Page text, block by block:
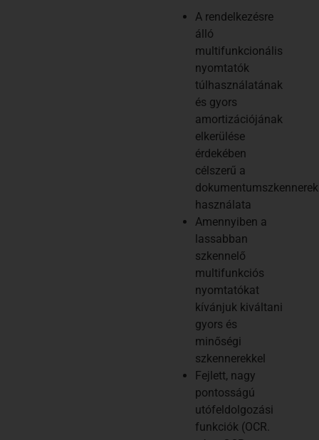
A rendelkezésre
álló
multifunkcionális
nyomtatók
túlhasználatának
és gyors
amortizációjának
elkerülése
érdekében
célszerű a
dokumentumszkennerek
használata
Amennyiben a
lassabban
szkennelő
multifunkciós
nyomtatókat
kívánjuk kiváltani
gyors és
minőségi
szkennerekkel
Fejlett, nagy
pontosságú
utófeldolgozási
funkciók (OCR.